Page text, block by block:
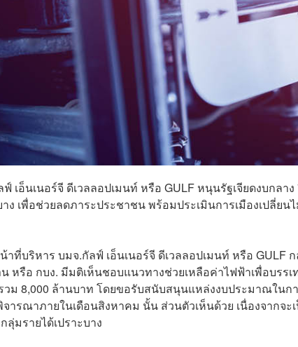
เอ็นเนอร์จี ดีเวลลอปเมนท์ หรือ GULF หนุนรัฐเจียดงบกลา
ง เพื่อช่วยลดภาระประชาชน พร้อมประเมินการเมืองเปลี่ยน
าที่บริหาร บมจ.กัลฟ์ เอ็นเนอร์จี ดีเวลลอปเมนท์ หรือ GULF
หรือ กบง. มีมติเห็นชอบแนวทางช่วยเหลือค่าไฟฟ้าเพื่อบรร
ม 8,000 ล้านบาท โดยขอรับสนับสนุนแหล่งงบประมาณในก
รณาภายในเดือนสิงหาคม นั้น ส่วนตัวเห็นด้วย เนื่องจากจะเ
มรายได้เปราะบาง